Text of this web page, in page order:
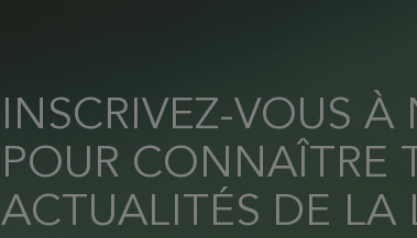
INSCRIVEZ-VOUS À
POUR CONNAÎTRE
ACTUALITÉS DE LA